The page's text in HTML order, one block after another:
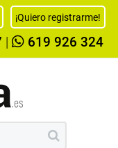
¡Quiero registrarme!
619 926 324